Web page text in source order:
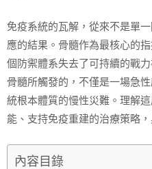
免疫系統的瓦解，從來不是單
應的結果。骨髓作為最核心的
個防禦體系失去了可持續的戰
骨髓所觸發的，不僅是一場急
統根本體質的慢性災難。理解
能、支持免疫重建的治療策略
內容目錄